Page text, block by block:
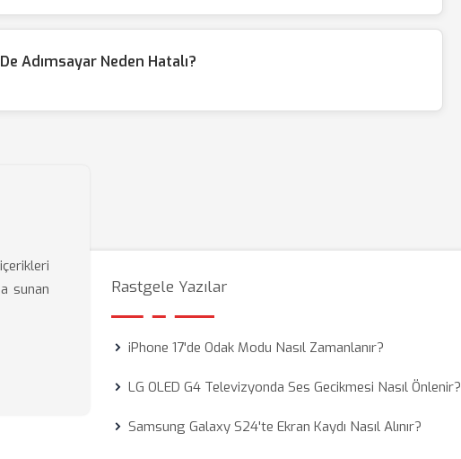
Adımsayar Neden Hatalı?
sunan
Rastgele Yazılar
iPhone 17'de Odak Modu Nasıl Zamanlanır?
LG OLED G4 Televizyonda Ses Gecikmesi Nasıl Önlenir?
Samsung Galaxy S24'te Ekran Kaydı Nasıl Alınır?